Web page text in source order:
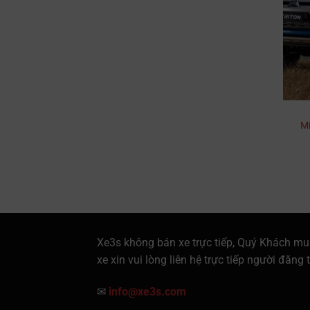
Xe3s không bán xe trực tiếp, Quý Khách
xe xin vui lòng liên hệ trực tiếp người đăng
✉ info@xe3s.com